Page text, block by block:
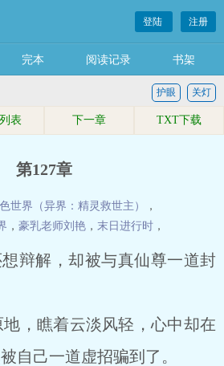
登陆 注册
完本 阅读记录 书架
关灯
护眼
表 下一章 TXT下载
第127章
世界（异界：精灵救世主）
，
， 豪乳老师刘艳 ， 末日进行时 ，
辩解，却被与真仙尊一道封
瞧着云淡风轻，心中却在
自己一道虚招骗到了。